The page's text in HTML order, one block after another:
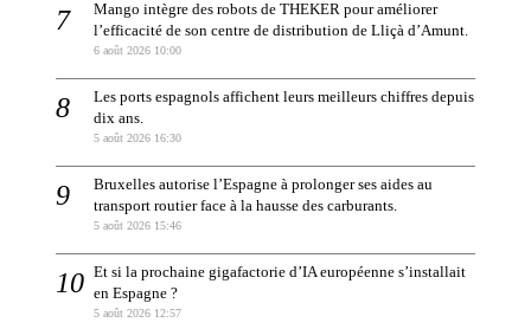
Mango intègre des robots de THEKER pour améliorer
l’efficacité de son centre de distribution de Lliçà d’Amunt.
6 août 2026 10:00
Les ports espagnols affichent leurs meilleurs chiffres depuis
dix ans.
5 août 2026 16:30
Bruxelles autorise l’Espagne à prolonger ses aides au
transport routier face à la hausse des carburants.
5 août 2026 15:46
Et si la prochaine gigafactorie d’IA européenne s’installait
en Espagne ?
5 août 2026 12:57